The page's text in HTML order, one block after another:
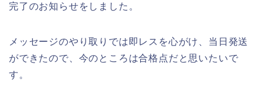
完了のお知らせをしました。
メッセージのやり取りでは即レスを心がけ、当日発送
ができたので、今のところは合格点だと思いたいで
す。